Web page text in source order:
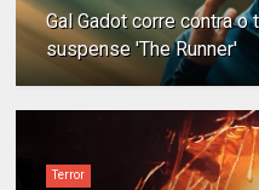
Gal Gadot corre contra
suspense 'The Runner'
Terror